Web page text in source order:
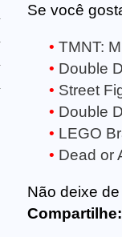
Se você
TMNT:
Double
Street
Double
LEGO
Dead or
Não deixe
Compartilhe: